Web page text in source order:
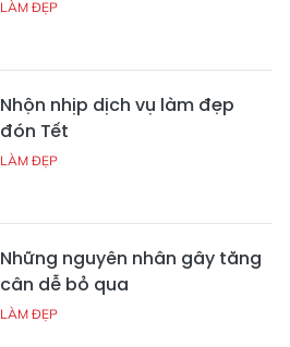
LÀM ĐẸP
Nhộn nhịp dịch vụ làm đẹp
đón Tết
LÀM ĐẸP
Những nguyên nhân gây tăng
cân dễ bỏ qua
LÀM ĐẸP